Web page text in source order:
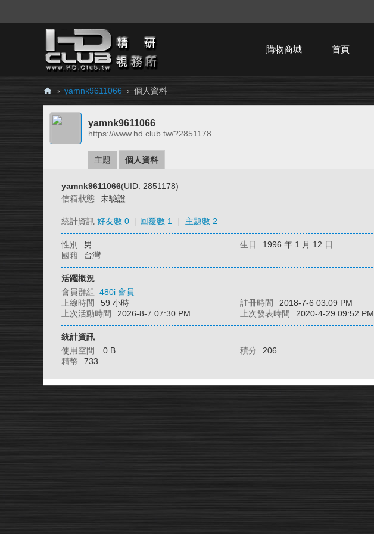
購物商城 首頁
H
Cl
› yamnk9611066 › 個人資料
yamnk9611066
https://www.hd.club.tw/?2851178
主題 個人資料
yamnk9611066(UID: 2851178)
信箱狀態
未驗證
統計資訊 好友數 0 回覆數 1 主題數 2
性別 男 生日 1996 年 1 月 12 日
國籍
台灣
活躍概況
會員群組 480i 會員
上線時間
59 小時 註冊時間 2018-7-6 03:09 PM
上次活動時間
2026-8-7 07:30 PM 上次發表時間 2020-4-29 09:52 PM
統計資訊
使用空間
0 B 積分 206
精幣
733